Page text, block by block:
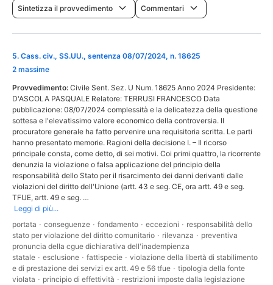
Sintetizza il provvedimento
Commentari
5. Cass. civ., SS.UU., sentenza 08/07/2024, n. 18625
2 massime
Provvedimento: Civile Sent. Sez. U Num. 18625 Anno 2024 Presidente:
D'ASCOLA PASQUALE Relatore: TERRUSI FRANCESCO Data
pubblicazione: 08/07/2024 complessità e la delicatezza della questione
sottesa e l'elevatissimo valore economico della controversia. Il
procuratore generale ha fatto pervenire una requisitoria scritta. Le parti
hanno presentato memorie. Ragioni della decisione I. – Il ricorso
principale consta, come detto, di sei motivi. Coi primi quattro, la ricorrente
denunzia la violazione o falsa applicazione del principio della
responsabilità dello Stato per il risarcimento dei danni derivanti dalle
violazioni del diritto dell'Unione (artt. 43 e seg. CE, ora artt. 49 e seg.
TFUE, artt. 49 e seg. …
Leggi di più...
portata · conseguenze · fondamento · eccezioni · responsabilità dello
stato per violazione del diritto comunitario · rilevanza · preventiva
pronuncia della cgue dichiarativa dell'inadempienza
statale · esclusione · fattispecie · violazione della libertà di stabilimento
e di prestazione dei servizi ex artt. 49 e 56 tfue · tipologia della fonte
violata · principio di effettività · restrizioni imposte dalla legislazione